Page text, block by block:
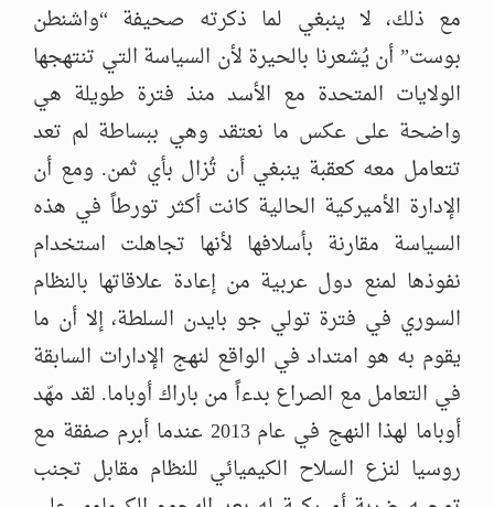
مع ذلك، لا ينبغي لما ذكرته صحيفة “واشنطن
بوست” أن يُشعرنا بالحيرة لأن السياسة التي تنتهجها
الولايات المتحدة مع الأسد منذ فترة طويلة هي
واضحة على عكس ما نعتقد وهي ببساطة لم تعد
تتعامل معه كعقبة ينبغي أن تُزال بأي ثمن. ومع أن
الإدارة الأميركية الحالية كانت أكثر تورطاً في هذه
السياسة مقارنة بأسلافها لأنها تجاهلت استخدام
نفوذها لمنع دول عربية من إعادة علاقاتها بالنظام
السوري في فترة تولي جو بايدن السلطة، إلا أن ما
يقوم به هو امتداد في الواقع لنهج الإدارات السابقة
في التعامل مع الصراع بدءاً من باراك أوباما. لقد مهّد
أوباما لهذا النهج في عام 2013 عندما أبرم صفقة مع
روسيا لنزع السلاح الكيميائي للنظام مقابل تجنب